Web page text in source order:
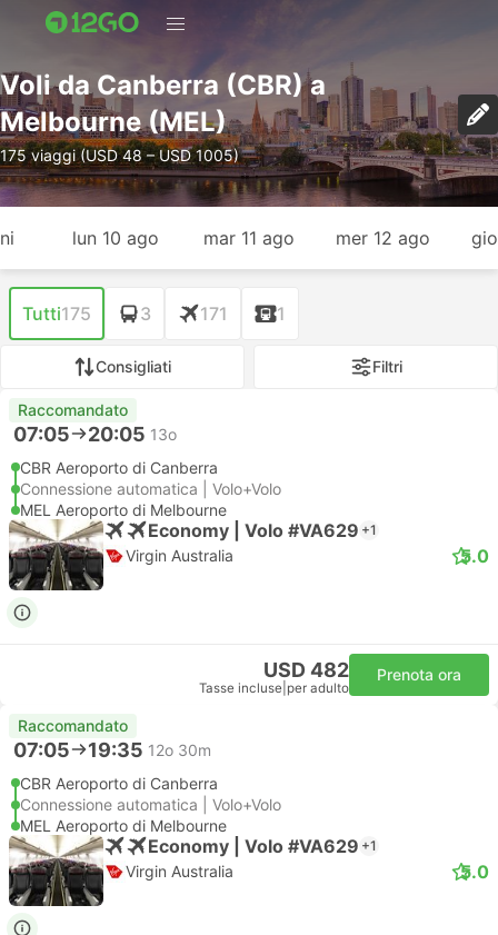
Voli da Canberra (CBR) a
Melbourne (MEL)
175 viaggi (USD 48 – USD 1005)
lun 10 ago mar 11 ago mer 12 ago
Tutti175 3 171 1
Consigliati Filtri
Raccomandato
07:05 20:05 13o
CBR Aeroporto di Canberra
Connessione automatica | Volo+Volo
MEL Aeroporto di Melbourne
Economy | Volo #VA629 +1
Virgin Australia 5.0
USD 482
Tasse incluse per adulto
Prenota ora
Raccomandato
07:05 19:35 12o 30m
CBR Aeroporto di Canberra
Connessione automatica | Volo+Volo
MEL Aeroporto di Melbourne
Economy | Volo #VA629 +1
Virgin Australia 5.0